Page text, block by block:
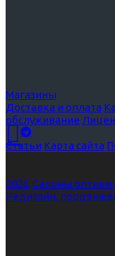
Магазины
Доставка и оплата
обслуживание
Статьи Карта сайта
2026, Салоны оптики
Редизайн,